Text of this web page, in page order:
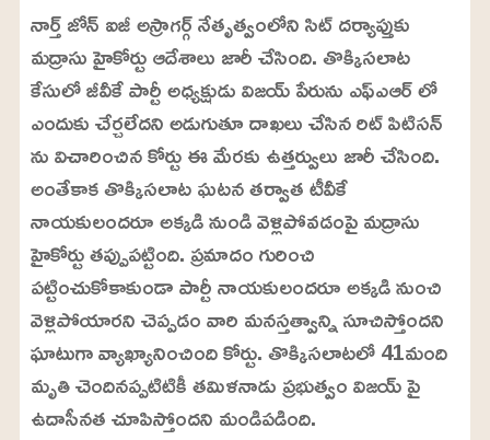
n
m
u
t
e
a
d
e
d
:
2
.
6
3
%
నార్త్ జోన్ ఐజీ అస్రాగర్గ్ నేతృత్వంలోని సిట్ దర్యాప్తుకు
మద్రాసు హైకోర్టు ఆదేశాలు జారీ చేసింది. తొక్కిసలాట
కేసులో జీవీకే పార్టీ అధ్యక్షుడు విజయ్ పేరును ఎఫ్ఎఆర్ లో
ఎందుకు చేర్చలేదని అడుగుతూ దాఖలు చేసిన రిట్ పిటిసన్
ను విచారించిన కోర్టు ఈ మేరకు ఉత్తర్వులు జారీ చేసింది.
అంతేకాక తొక్కిసలాట ఘటన తర్వాత టీవీకే
నాయకులందరూ అక్కడి నుండి వెళ్లిపోవడంపై మద్రాసు
హైకోర్టు తప్పుపట్టింది. ప్రమాదం గురించి
పట్టించుకోకాకుండా పార్టీ నాయకులందరూ అక్కడి నుంచి
వెళ్లిపోయారని చెప్పడం వారి మనస్తత్వాన్ని సూచిస్తోందని
ఘాటుగా వ్యాఖ్యానించింది కోర్టు. తొక్కిసలాటలో 41మంది
మృతి చెందినప్పటిటికీ తమిళనాడు ప్రభుత్వం విజయ్ పై
ఉదాసీనత చూపిస్తోందని మండిపడింది.